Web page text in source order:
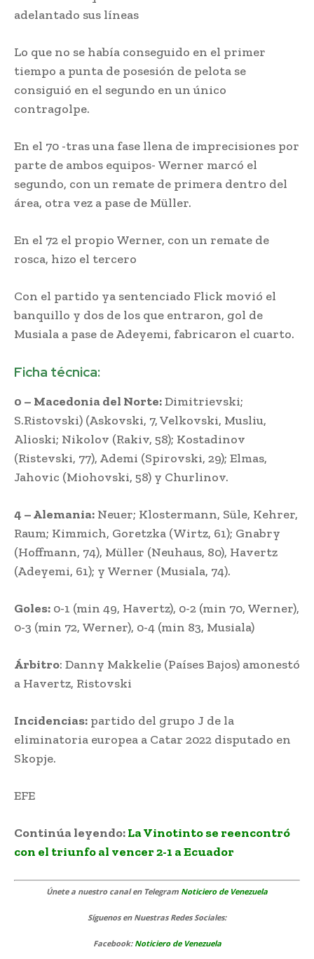
adelantado sus líneas
Lo que no se había conseguido en el primer
tiempo a punta de posesión de pelota se
consiguió en el segundo en un único
contragolpe.
En el 70 -tras una fase llena de imprecisiones por
parte de ambos equipos- Werner marcó el
segundo, con un remate de primera dentro del
área, otra vez a pase de Müller.
En el 72 el propio Werner, con un remate de
rosca, hizo el tercero
Con el partido ya sentenciado Flick movió el
banquillo y dos de los que entraron, gol de
Musiala a pase de Adeyemi, fabricaron el cuarto.
Ficha técnica:
0 – Macedonia del Norte:Dimitrievski;
S.Ristovski) (Askovski, 7, Velkovski, Musliu,
Alioski; Nikolov (Rakiv, 58); Kostadinov
(Ristevski, 77), Ademi (Spirovski, 29); Elmas,
Jahovic (Miohovski, 58) y Churlinov.
4 – Alemania:Neuer; Klostermann, Süle, Kehrer,
Raum; Kimmich, Goretzka (Wirtz, 61); Gnabry
(Hoffmann, 74), Müller (Neuhaus, 80), Havertz
(Adeyemi, 61); y Werner (Musiala, 74).
Goles: 0-1 (min 49, Havertz), 0-2 (min 70, Werner),
0-3 (min 72, Werner), 0-4 (min 83, Musiala)
Árbitro: Danny Makkelie (Países Bajos) amonestó
a Havertz, Ristovski
Incidencias: partido del grupo J de la
eliminatoria europea a Catar 2022 disputado en
Skopje.
EFE
Continúa leyendo:La Vinotinto se reencontró
con el triunfo al vencer 2-1 a Ecuador
Únete a nuestro canal en Telegram Noticiero de Venezuela
Síguenosen Nuestras Redes Sociales:
Facebook: Noticiero de Venezuela